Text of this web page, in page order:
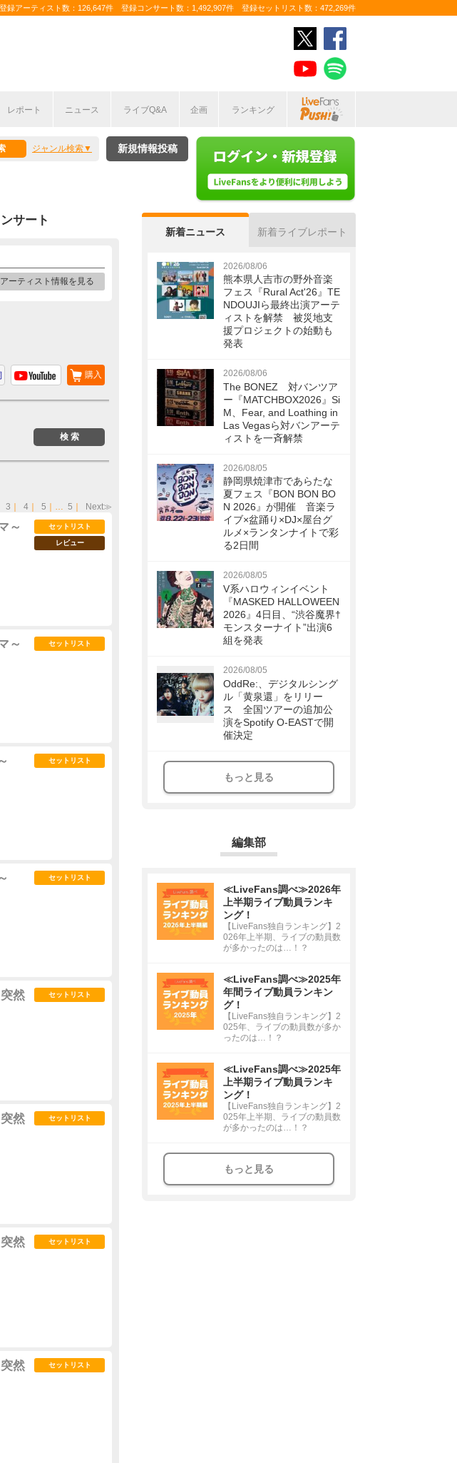
登録アーティスト数：126,647件 登録コンサート数：1,492,907件 登録セットリスト数：472,269件
レポート ニュース ライブQ&A 企画 ランキング
ジャンル検索 新規情報投稿
サート
アーティスト情報を見る
購入
3 ｜ 4 ｜ 5 ｜… 5 ｜ Next≫
～ セットリスト
レビュー
～ セットリスト
セットリスト
セットリスト
然
セットリスト
然
セットリスト
然
セットリスト
然
セットリスト
新着ニュース 新着ライブレポート
2026/08/06
熊本県人吉市の野外音楽
フェス『Rural Act'26』TE
NDOUJIら最終出演アーテ
ィストを解禁 被災地支
援プロジェクトの始動も
発表
2026/08/06
The BONEZ 対バンツア
ー『MATCHBOX2026』Si
M、Fear, and Loathing in
Las Vegasら対バンアーテ
ィストを一斉解禁
2026/08/05
静岡県焼津市であらたな
夏フェス『BON BON BO
N 2026』が開催 音楽ラ
イブ×盆踊り×DJ×屋台グ
ルメ×ランタンナイトで彩
る2日間
2026/08/05
V系ハロウィンイベント
『MASKED HALLOWEEN
2026』4日目、“渋谷魔界†
モンスターナイト”出演6
組を発表
2026/08/05
OddRe:、デジタルシング
ル「黄泉還」をリリー
ス 全国ツアーの追加公
演をSpotify O-EASTで開
催決定
もっと見る
編集部
≪LiveFans調べ≫2026年
上半期ライブ動員ランキ
ング！
【LiveFans独自ランキング】2
026年上半期、ライブの動員数
が多かったのは…！？
≪LiveFans調べ≫2025年
年間ライブ動員ランキン
グ！
【LiveFans独自ランキング】2
025年、ライブの動員数が多か
ったのは…！？
≪LiveFans調べ≫2025年
上半期ライブ動員ランキ
ング！
【LiveFans独自ランキング】2
025年上半期、ライブの動員数
が多かったのは…！？
もっと見る